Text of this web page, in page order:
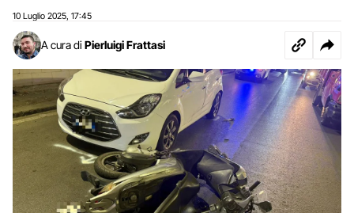
10 Luglio 2025 17:45
A cura di Pierluigi Frattasi